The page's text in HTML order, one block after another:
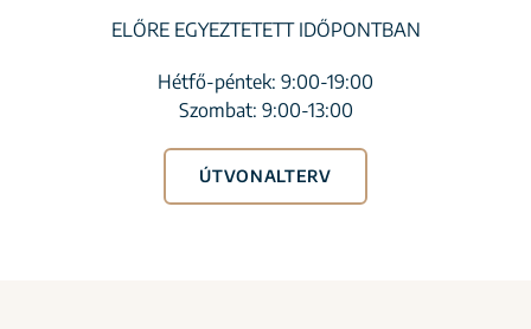
ELŐRE EGYEZTETETT IDŐPONTBAN
Hétfő-péntek: 9:00-19:00
Szombat: 9:00-13:00
ÚTVONALTERV